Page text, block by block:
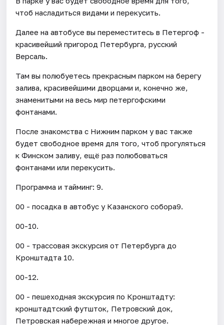
чтоб насладиться видами и перекусить.
Далее на автобусе вы переместитесь в Петергоф -
красивейший пригород Петербурга, русский
Версаль.
Там вы полюбуетесь прекрасным парком на берегу
залива, красивейшими дворцами и, конечно же,
знаменитыми на весь мир петергофскими
фонтанами.
После знакомства с Нижним парком у вас также
будет свободное время для того, чтоб прогуляться
к Финском заливу, ещё раз полюбоваться
фонтанами или перекусить.
Программа и тайминг: 9.
00 - посадка в автобус у Казанского собора9.
00-10.
00 - трассовая экскурсия от Петербурга до
Кронштадта 10.
00-12.
00 - пешеходная экскурсия по Кронштадту:
кронштадтский футшток, Петровский док,
Петровская набережная и многое другое.